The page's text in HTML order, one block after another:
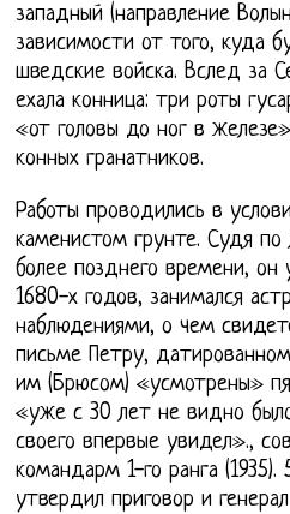
западный (направление
зависимости от того, куда
шведские войска. Вслед за
ехала конница: три роты
«от головы до ног в
конных гранатников.
Работы проводились в
каменистом грунте. Судя
более позднего времени, он
1680-х годов, занимался
наблюдениями, о чем
письме Петру,
им (Брюсом) «усмотрены»
«уже с 30 лет не видно
своего впервые увидел».,
командарм 1-го ранга (1935).
утвердил приговор и